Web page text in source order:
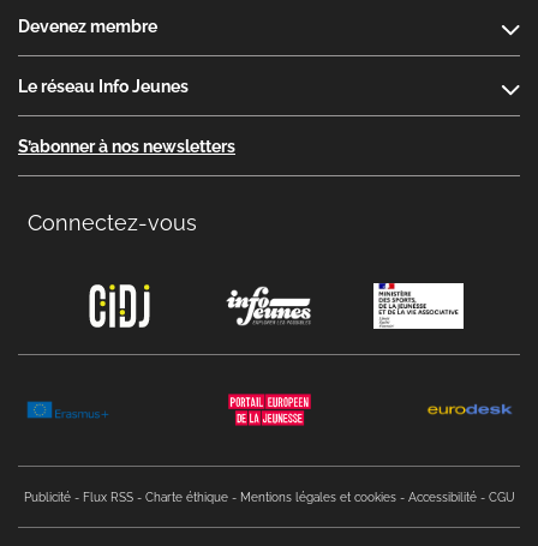
Devenez membre
Le réseau Info Jeunes
S’abonner à nos newsletters
Connectez-vous
Publicité
Flux RSS Charte éthique Mentions légales et cookies Accessibilité CGU